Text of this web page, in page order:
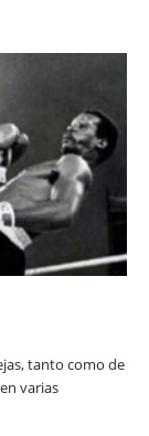
tanto como de
varias